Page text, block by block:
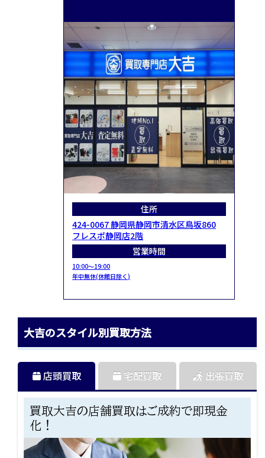
住所
424-0067 静岡県静岡市清水区鳥坂860
フレスポ静岡店2階
営業時間
10:00～19:00
年中無休(休館日除く)
大吉のスタイル別買取方法
店頭買取
買取大吉の店舗買取はご成約で即現金
化！
宅配買取 出張買取